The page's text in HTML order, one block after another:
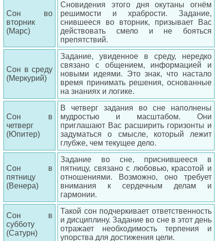
Сон во
вторник
(Марс)
Сновидения этого дня окутаны огнём
решимости и храбрости. Задание,
снившееся во вторник, призывает Вас
действовать смело и не бояться
препятствий.
Сон в среду
(Меркурий)
Задание, увиденное в среду, нередко
связано с общением, информацией и
новыми идеями. Это знак, что настало
время принимать решения, основанные
на знаниях и логике.
Сон в
четверг
(Юпитер)
В четверг задания во сне наполнены
мудростью и масштабом. Они
приглашают Вас расширить горизонты и
задуматься о смысле, который лежит
глубже, чем текущее дело.
Сон в
пятницу
(Венера)
Задание во сне, приснившееся в
пятницу, связано с любовью, красотой и
отношениями. Возможно, оно требует
внимания к сердечным делам и
гармонии.
Сон в
субботу
(Сатурн)
Такой сон подчеркивает ответственность
и дисциплину. Задание во сне в этот день
отражает необходимость терпения и
упорства для достижения цели.